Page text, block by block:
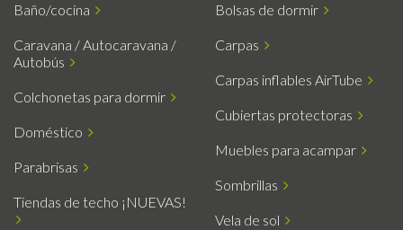
Baño/cocina Bolsas de dormir
Caravana / Autocaravana /
Autobús
Carpas
Carpas inflables AirTube
Colchonetas para dormir
Cubiertas protectoras
Doméstico
Muebles para acampar
Parabrisas
Sombrillas
Tiendas de techo ¡NUEVAS!
Vela de sol